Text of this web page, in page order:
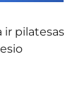
ir pilatesas